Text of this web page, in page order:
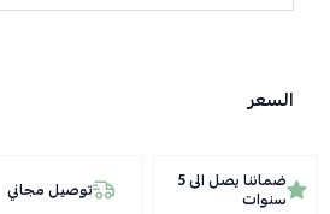
السعر
ضماننا يصل الى 5
سنوات توصيل مجاني